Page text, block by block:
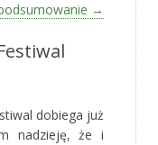
→
dobiega już
nadzieję, że i